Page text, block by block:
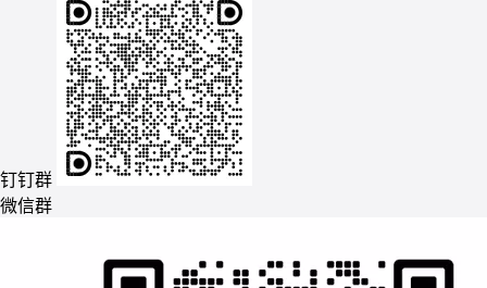
钉钉群
微信群